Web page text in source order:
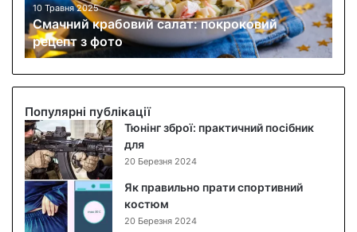
к
р
а
б
о
в
и
й
с
а
л
а
т
:
10 Травня 2025
Смачний крабовий салат: покроковий
рецепт з фото
Популярні публікації
Тюнінг зброї: практичний посібник
для
20 Березня 2024
Як правильно прати спортивний
костюм
20 Березня 2024